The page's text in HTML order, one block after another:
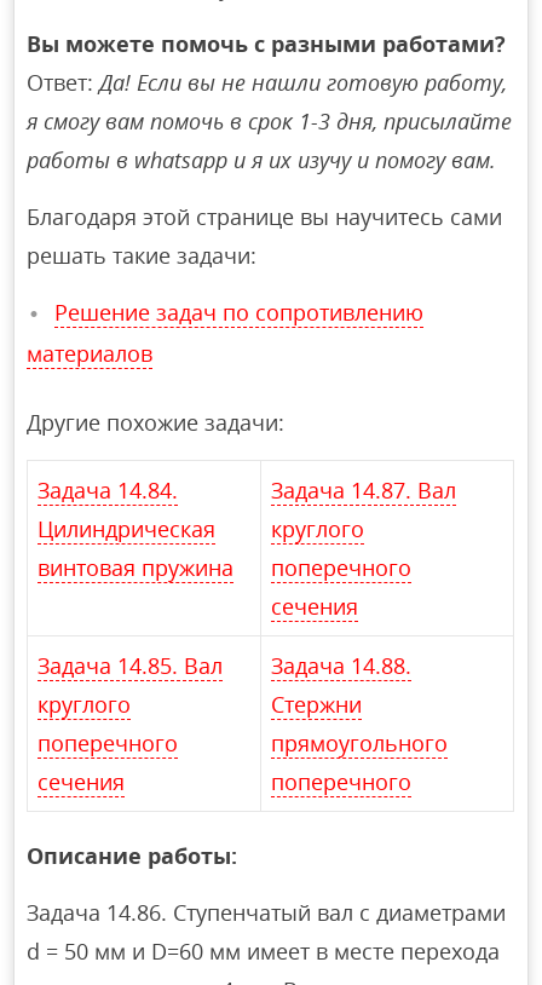
Вы можете помочь с разными работами?
Ответ:Да! Если вы не нашли готовую работу,
я смогу вам помочь в срок 1-3 дня, присылайте
работы в whatsapp и я их изучу и помогу вам.
Благодаря этой странице вы научитесь сами
решать такие задачи:
Решение задач по сопротивлению
материалов
Другие похожие задачи:
Задача 14.84.
Цилиндрическая
винтовая пружина
Задача 14.87. Вал
круглого
поперечного
сечения
Задача 14.85. Вал
круглого
поперечного
сечения
Задача 14.88.
Стержни
прямоугольного
поперечного
Описание работы:
Задача 14.86. Ступенчатый вал с диаметрами
d = 50 мм и D=60 мм имеет в месте перехода